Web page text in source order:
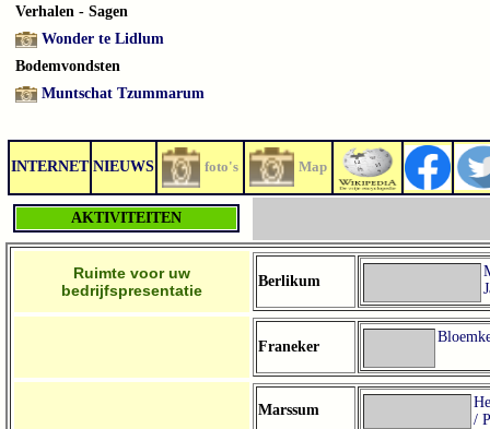
Verhalen - Sagen
Wonder te Lidlum
Bodemvondsten
Muntschat Tzummarum
INTERNET NIEUWS foto's Map
AKTIVITEITEN
Ruimte voor uw
bedrijfspresentatie
Berlikum
Franeker
Marssum
/